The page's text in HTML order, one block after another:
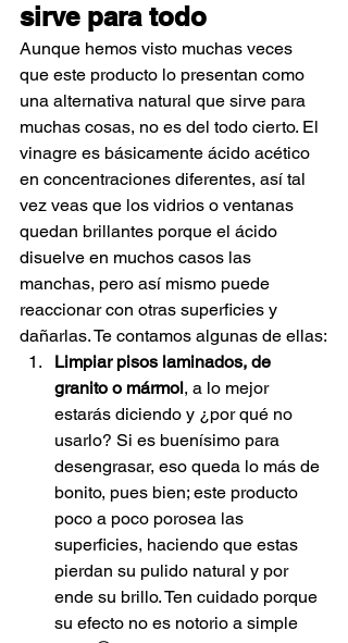
sirve para todo
Aunque hemos visto muchas veces
que este producto lo presentan como
una alternativa natural que sirve para
muchas cosas, no es del todo cierto. El
vinagre es básicamente ácido acético
en concentraciones diferentes, así tal
vez veas que los vidrios o ventanas
quedan brillantes porque el ácido
disuelve en muchos casos las
manchas, pero así mismo puede
reaccionar con otras superficies y
dañarlas. Te contamos algunas de ellas:
Limpiar pisos laminados, de
granito o mármol, a lo mejor
estarás diciendo y ¿por qué no
usarlo? Si es buenísimo para
desengrasar, eso queda lo más de
bonito, pues bien; este producto
poco a poco porosea las
superficies, haciendo que estas
pierdan su pulido natural y por
ende su brillo. Ten cuidado porque
su efecto no es notorio a simple